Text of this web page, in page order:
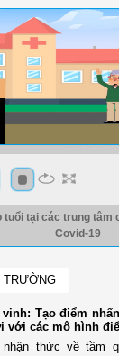
tuổi tại các trung tâm
Covid-19
TRƯỜNG
vinh: Tạo điểm
với các mô hình
thức về tầm